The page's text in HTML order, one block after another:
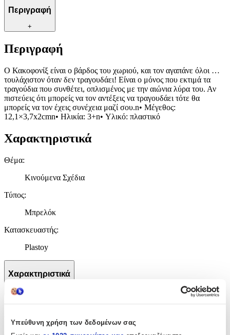
Υπεύθυνη χρήση των δεδομένων σας
Περιγραφή
+
Περιγραφή
O Κακοφονίξ είναι ο βάρδος του χωριού, και τον αγαπάνε όλοι …
τουλάχιστον όταν δεν τραγουδάει! Είναι ο μόνος που εκτιμά τα
τραγούδια που συνθέτει, οπλισμένος με την αιώνια λύρα του. Αν
πιστεύεις ότι μπορείς να τον αντέξεις να τραγουδάει τότε θα
μπορείς να τον έχεις συνέχεια μαζί σου.n• Μέγεθος:
12,1×3,7x2cmn• Ηλικία: 3+n• Υλικό: πλαστικό
Χαρακτηριστικά
Θέμα:
Κινούμενα Σχέδια
Τύπος:
Μπρελόκ
Κατασκευαστής:
Plastoy
Χαρακτηριστικά